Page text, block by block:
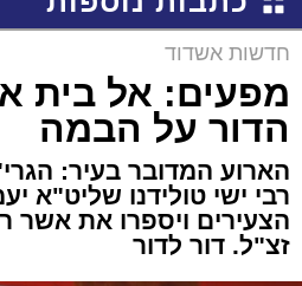
חדשות אשדוד
מפעים: אל בית
הדור על הבמה
הארוע המדובר בעיר:
רבי ישי טולידנו שליט"א
הצעירים ויספרו את אשר
זצ"ל. דור לדור